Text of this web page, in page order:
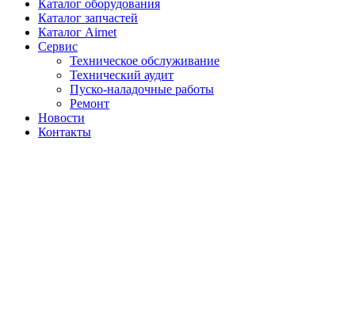
Каталог оборудования
Каталог запчастей
Каталог Airnet
Сервис
Техническое обслуживание
Технический аудит
Пуско-наладочные работы
Ремонт
Новости
Контакты